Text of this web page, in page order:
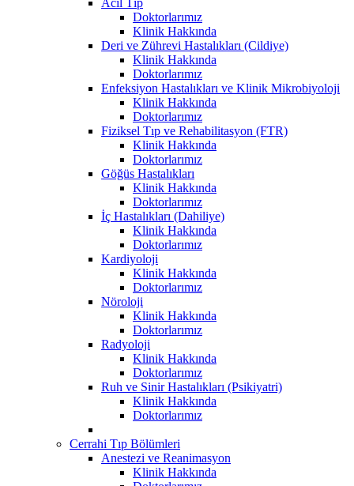
Doktorlarımız
Klinik Hakkında
Deri ve Zührevi Hastalıkları (Cildiye)
Klinik Hakkında
Doktorlarımız
Enfeksiyon Hastalıkları ve Klinik Mikrobiyoloji
Klinik Hakkında
Doktorlarımız
Fiziksel Tıp ve Rehabilitasyon (FTR)
Klinik Hakkında
Doktorlarımız
Göğüs Hastalıkları
Klinik Hakkında
Doktorlarımız
İç Hastalıkları (Dahiliye)
Klinik Hakkında
Doktorlarımız
Kardiyoloji
Klinik Hakkında
Doktorlarımız
Nöroloji
Klinik Hakkında
Doktorlarımız
Radyoloji
Klinik Hakkında
Doktorlarımız
Ruh ve Sinir Hastalıkları (Psikiyatri)
Klinik Hakkında
Doktorlarımız
Cerrahi Tıp Bölümleri
Anestezi ve Reanimasyon
Klinik Hakkında